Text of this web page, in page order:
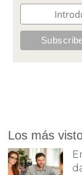
Los más